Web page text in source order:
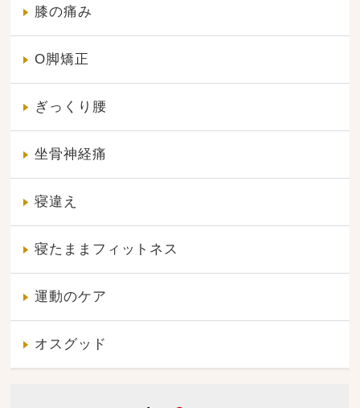
膝の痛み
O脚矯正
ぎっくり腰
坐骨神経痛
寝違え
寝たままフィットネス
運動のケア
オスグッド